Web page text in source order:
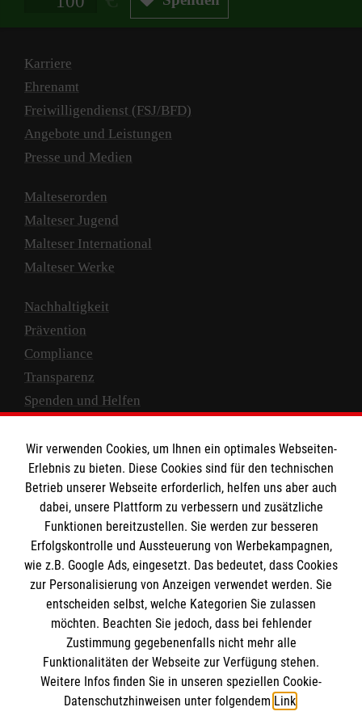
Karriere
Ehrenamt
Freiwilligendienst (FSJ/BFD)
Angebote und Leistungen
Presse und Medien
Malteserorden
Malteser Jugend
Malteser International
Malteser Werke
Nachhaltigkeit
Prävention
Compliance
Transparenz
Spenden und Helfen
Empfänger: Malteser Hilfsdienst e.V.
IBAN: DE10 3706 0120 1201 2000 12
BIC: GENODED 1PA7
Newsletter abonnieren
Wir verwenden Cookies, um Ihnen ein optimales Webseiten-
Erlebnis zu bieten. Diese Cookies sind für den technischen
Betrieb unserer Webseite erforderlich, helfen uns aber auch
dabei, unsere Plattform zu verbessern und zusätzliche
Funktionen bereitzustellen. Sie werden zur besseren
Erfolgskontrolle und Aussteuerung von Werbekampagnen,
wie z.B. Google Ads, eingesetzt. Das bedeutet, dass Cookies
zur Personalisierung von Anzeigen verwendet werden. Sie
entscheiden selbst, welche Kategorien Sie zulassen
möchten. Beachten Sie jedoch, dass bei fehlender
Zustimmung gegebenenfalls nicht mehr alle
Funktionalitäten der Webseite zur Verfügung stehen.
Weitere Infos finden Sie in unseren speziellen Cookie-
Datenschutzhinweisen unter folgendem Link.